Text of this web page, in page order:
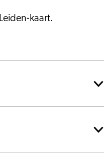
kaart.